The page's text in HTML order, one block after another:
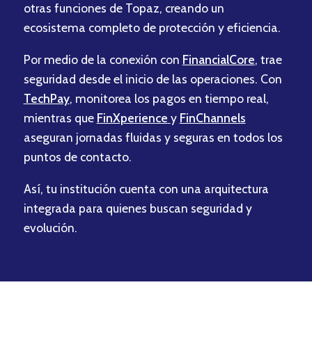
otras funciones de Topaz, creando un
ecosistema completo de protección y eficiencia.
Por medio de la conexión con FinancialCore, trae
seguridad desde el inicio de las operaciones. Con
TechPay, monitorea los pagos en tiempo real,
mientras que FinXperience y FinChannels
aseguran jornadas fluidas y seguras en todos los
puntos de contacto.
Así, tu institución cuenta con una arquitectura
integrada para quienes buscan seguridad y
evolución.